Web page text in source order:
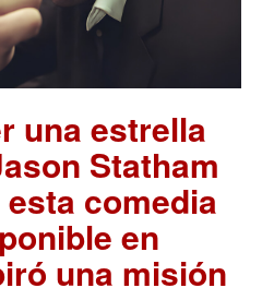
una estrella
Statham
comedia
en
una misión